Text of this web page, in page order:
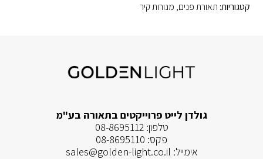
קטגוריות: תאורת פנים, מנורות קיר
גולדן לייט פרוייקטים בתאורה בע"מ
טלפון:08-8695112
פקס: 08-8695110
אימייל: sales@golden-light.co.il